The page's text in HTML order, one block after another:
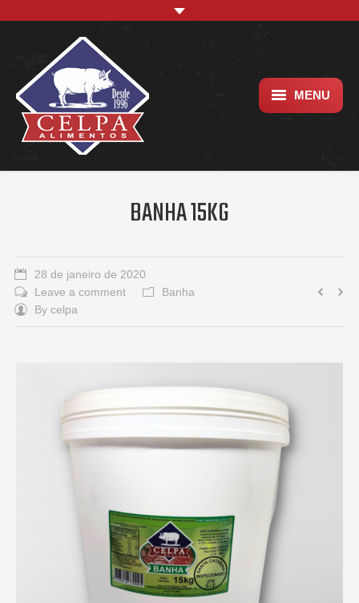
MENU
Empresa
Trabalhe conosco
Localização
BANHA 15KG
28 de janeiro de 2020
Leave a comment
Banha
By celpa